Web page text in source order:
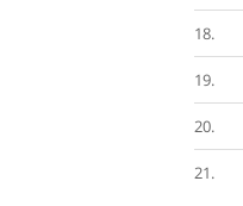
18.
19.
20.
21.